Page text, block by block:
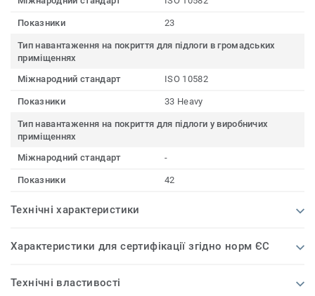
Показники 23
Тип навантаження на покриття для підлоги в громадських
приміщеннях
Міжнародний стандарт
ISO 10582
Показники 33 Heavy
Тип навантаження на покриття для підлоги у виробничих
приміщеннях
Міжнародний стандарт
-
Показники 42
Технічні характеристики
Характеристики для сертифікації згідно норм ЄС
Технічні властивості